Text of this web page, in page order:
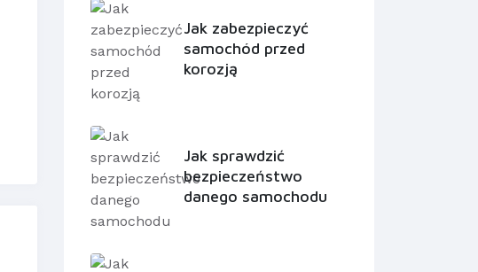
Jak zabezpieczyć
samochód przed
korozją
Jak sprawdzić
bezpieczeństwo
danego samochodu